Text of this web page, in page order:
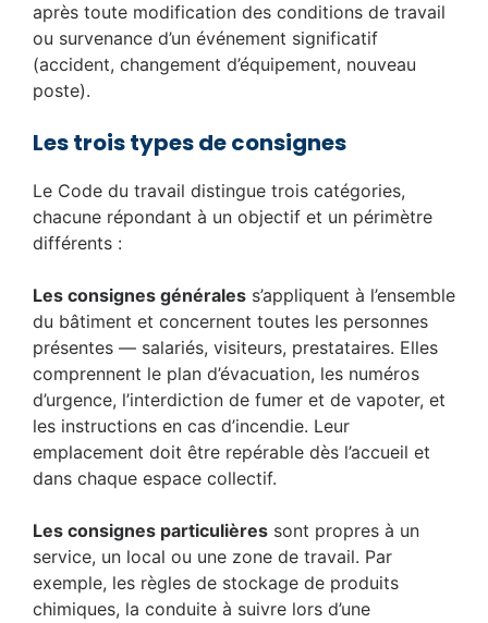
après toute modification des conditions de travail
ou survenance d’un événement significatif
(accident, changement d’équipement, nouveau
poste).
Les trois types de consignes
Le Code du travail distingue trois catégories,
chacune répondant à un objectif et un périmètre
différents :
Les consignes générales s’appliquent à l’ensemble
du bâtiment et concernent toutes les personnes
présentes — salariés, visiteurs, prestataires. Elles
comprennent le plan d’évacuation, les numéros
d’urgence, l’interdiction de fumer et de vapoter, et
les instructions en cas d’incendie. Leur
emplacement doit être repérable dès l’accueil et
dans chaque espace collectif.
Les consignes particulières sont propres à un
service, un local ou une zone de travail. Par
exemple, les règles de stockage de produits
chimiques, la conduite à suivre lors d’une